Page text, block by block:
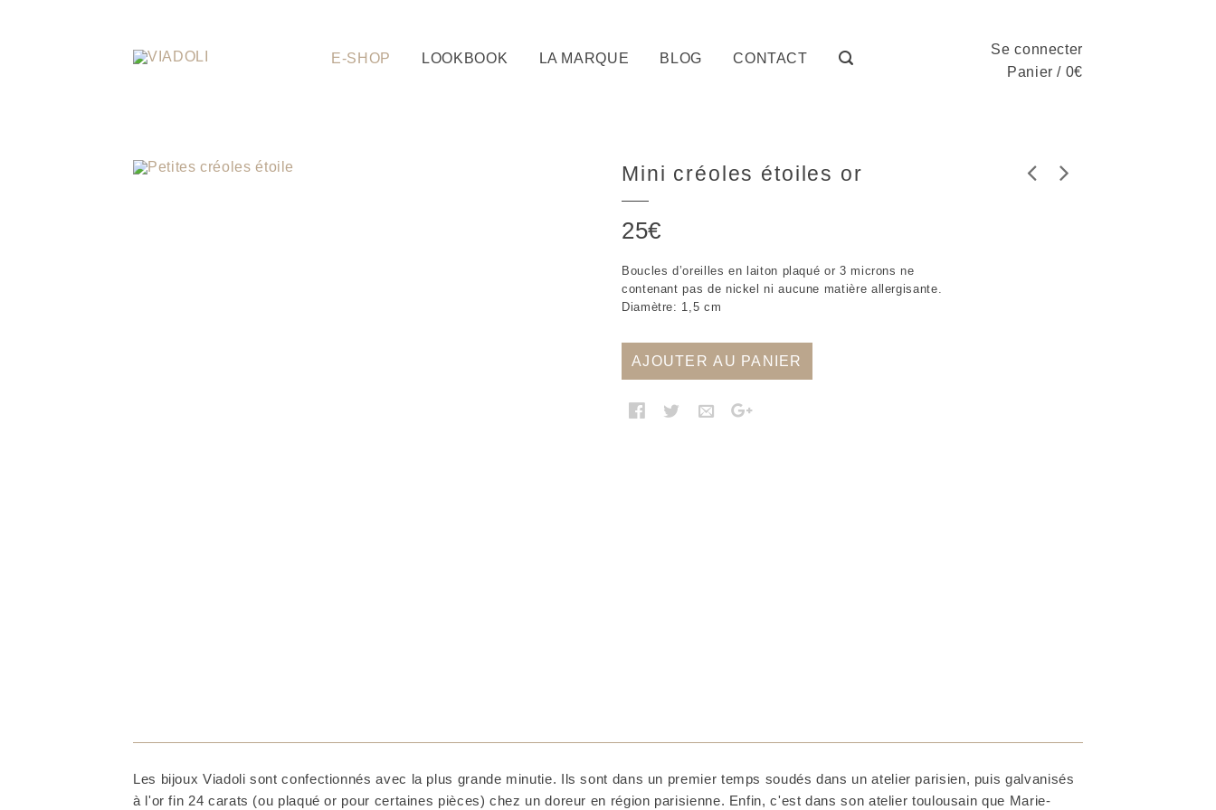
E-SHOP LOOKBOOK LA MARQUE BLOG CONTACT
Se connecter
Panier / 0€
Mini créoles étoiles or
25€
Boucles d’oreilles en laiton plaqué or 3 microns ne
contenant pas de nickel ni aucune matière allergisante.
Diamètre: 1,5 cm
AJOUTER AU PANIER
Les bijoux Viadoli sont confectionnés avec la plus grande minutie. Ils sont dans un premier temps soudés dans un atelier parisien, puis galvanisés
à l'or fin 24 carats (ou plaqué or pour certaines pièces) chez un doreur en région parisienne. Enfin, c'est dans son atelier toulousain que Marie-